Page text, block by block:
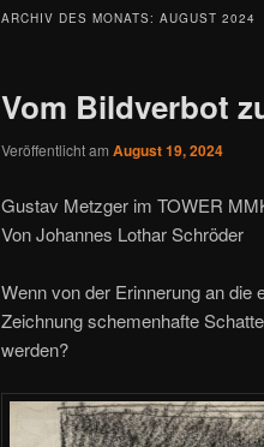
ARCHIV DES MONATS: AUGUST 2024
Vom Bildverbot
Veröffentlicht am August 19, 2024
Gustav Metzger im TOWER
Von Johannes Lothar Schröder
Wenn von der Erinnerung an die
Zeichnung schemenhafte
werden?